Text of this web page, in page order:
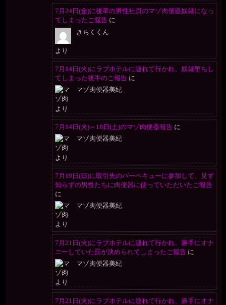
7月24日(金)に後輩の男性社員のマゾ肉便器奴隷になっ
てしまったご報告に
きちくくん
より
7月14日(火)にラブホテルに連れて行かれ、奴隷堕ちし
てしまった後半のご報告に
マゾ肉便器美紀
より
7月14日(火)～18日(土)のマゾ肉便器報告に
マゾ肉便器美紀
より
7月19日(日)に取引先のバーベキューに参加して、見ず
知らずの男性たちに肉便器に使っていただいたご報告
に
マゾ肉便器美紀
より
7月21日(火)にラブホテルに連れて行かれ、勝手にオナ
ニーしていた罰が決められてしまったご報告に
マゾ肉便器美紀
より
7月21日(火)にラブホテルに連れて行かれ、勝手にオナ